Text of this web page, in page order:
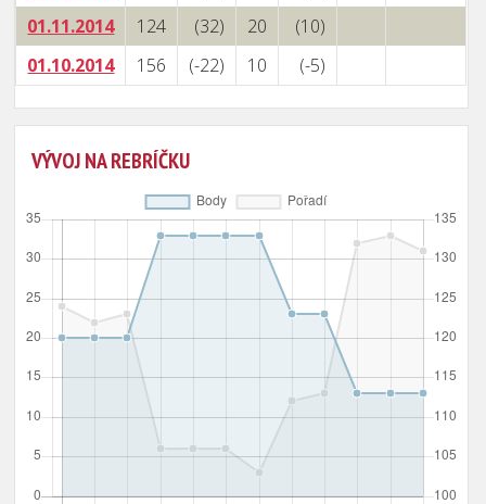
01.11.2014
124 (32) 20
(10)
01.10.2014
156 (-22) 10 (-5)
VÝVOJ NA REBRÍČKU